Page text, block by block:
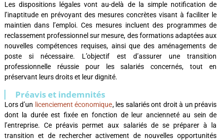
Les dispositions légales vont au-delà de la simple notification de
l’inaptitude en prévoyant des mesures concrètes visant à faciliter le
maintien dans l’emploi. Ces mesures incluent des programmes de
reclassement professionnel sur mesure, des formations adaptées aux
nouvelles compétences requises, ainsi que des aménagements de
poste si nécessaire. L’objectif est d’assurer une transition
professionnelle réussie pour les salariés concernés, tout en
préservant leurs droits et leur dignité.
Préavis et indemnités
Lors d’un licenciement économique, les salariés ont droit à un préavis
dont la durée est fixée en fonction de leur ancienneté au sein de
l’entreprise. Ce préavis permet aux salariés de se préparer à la
transition et de rechercher activement de nouvelles opportunités